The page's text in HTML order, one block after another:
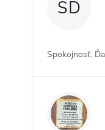
SD
Spokojnosť.
ZW